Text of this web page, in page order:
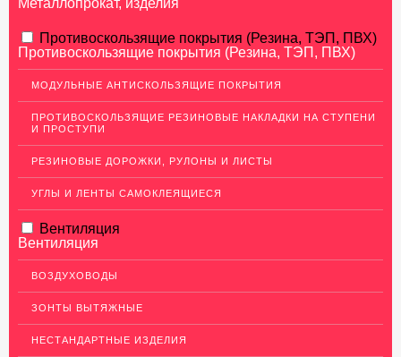
Металлопрокат, изделия
АЛЮМИНИЕВЫЙ ПРОКАТ
Перфорированный лист
Алюминиевые листы
Гладкие алюминиевые листы
Рифленые алюминиевые листы
Алюминиевые профили
Алюминиевые трубы
Профиль для гипсокартона, МДФ, панелей
Противоскользящие покрытия (Резина, ТЭП, ПВХ)
Противоскользящие покрытия (Резина, ТЭП, ПВХ)
МОДУЛЬНЫЕ АНТИСКОЛЬЗЯЩИЕ ПОКРЫТИЯ
ПРОТИВОСКОЛЬЗЯЩИЕ РЕЗИНОВЫЕ НАКЛАДКИ НА СТУПЕНИ
И ПРОСТУПИ
РЕЗИНОВЫЕ ДОРОЖКИ, РУЛОНЫ И ЛИСТЫ
УГЛЫ И ЛЕНТЫ САМОКЛЕЯЩИЕСЯ
Вентиляция
Вентиляция
ВОЗДУХОВОДЫ
ЗОНТЫ ВЫТЯЖНЫЕ
НЕСТАНДАРТНЫЕ ИЗДЕЛИЯ